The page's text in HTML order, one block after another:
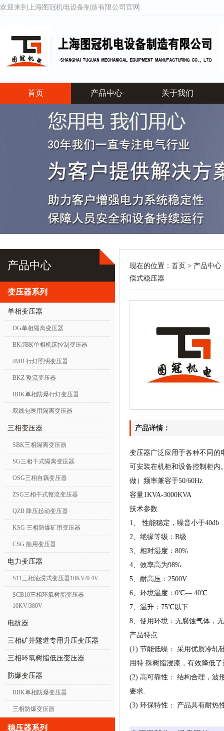
欢迎来到上海图冠机电设备制造有限公司官网
首页 产品中心 关于我们
产品中心
变压器系列
单相变压器
DG单相隔离变压器
BK/JBK单相机床控制变压器
JMB 行灯照明变压器
BKZ 整流变压器
BBK单相防爆行灯变压器
双线包医用隔离变压器
三相变压器
SBK三相隔离变压器
SG三相干式隔离变压器
OSG三相自藕变压器
ZSG三相干式整流变压器
QZB 降压起动变压器
KSG 三相防爆矿用变压器
CSG 船用变压器
电力变压器
S11三相油浸式变压器10KV/0.4V
SCB10三相环氧树脂变压器
10KV/380V
电抗器
三相矿井隧道专用升压变压器
三相环氧树脂低压变压器
防爆变压器
BBK单相防爆变压器
三相防爆变压器
稳压器系列
现在的位置： 首页 > 产品中
偿式稳压器
产品详情：
变压器广泛应用于各种不同的
可安装在机柜和设备控制柜内
做）频率兼容于50/60Hz
容量1KVA-3000KVA
技术参数
1、 性能稳定，噪音小于40db
2、绝缘等级：B级
3、相对湿度：80%
4、效率高为98%
5、耐高压：2500V
6、环境温度：0℃— 40℃
7、温升：75℃以下
8、使用环境：无腐蚀气体，
产品特点 .
(1) 节能低噪： 采用优质冷轧
用特 殊树脂浸漆，有效降低
(2) 高可靠性： 结构合理，波
要求.
(3) 环保特性： 产品具有耐热